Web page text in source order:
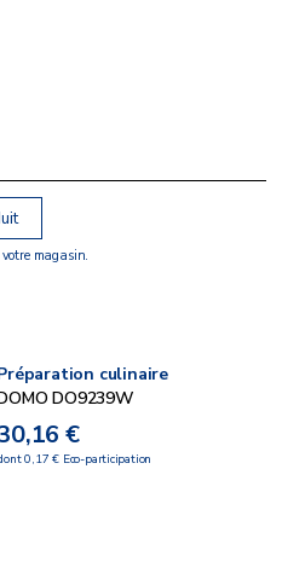
magasin.
culinaire
DO9239W
€
0,17 € Eco-participation